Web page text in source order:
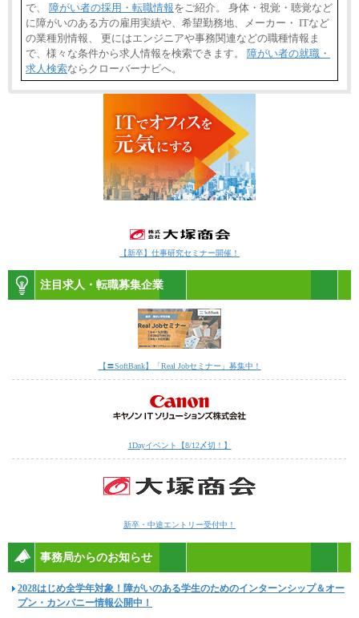
で、 障がい者の採用・転職情報をご紹介。 身体・視覚・聴覚など
に障がいのある方の雇用実績や、希望勤務地、メーカー・ ITなど
の業種別情報、 更にはエンジニアや事務関連などの職種情報ま
で、様々な条件から求人情報を検索できます。 障がい者の就職・
求人検索ならクローバーナビへ。
【新卒】仕事研究セミナー開催！
注目求人・転職募集企業
【〓SoftBank】「Real Jobセミナー」募集中！
1Dayイベント【8/12〆切！】
新卒・中途エントリー受付中！
事務局からのお知らせ
2028はじめ全学年対象！障がいのある学生のためのインターンシップ＆オー
プン・カンパニー情報公開中！